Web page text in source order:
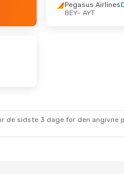
Direkte
Pegasus Airlines
BEY- AYT
sidste 3 dage for den